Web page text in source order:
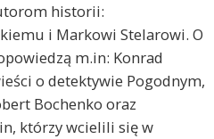
historii:
i Markowi Stelarowi. O
m.in: Konrad
o detektywie Pogodnym,
Bochenko oraz
którzy wcielili się w